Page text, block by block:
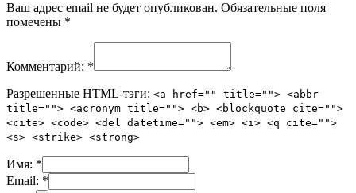
Ваш адрес email не будет опубликован. Обязательные поля
помечены *
Комментарий: *
Разрешенные HTML-тэги: <a href="" title=""> <abbr
title=""> <acronym title=""> <b> <blockquote cite="">
<cite> <code> <del datetime=""> <em> <i> <q cite="">
<s> <strike> <strong>
Имя: *
Email: *